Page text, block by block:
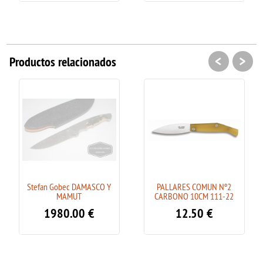
Productos relacionados
Stefan Gobec DAMASCO Y
MAMUT
1980.00 €
PALLARES COMUN Nº2
CARBONO 10CM 111-22
12.50 €
< >